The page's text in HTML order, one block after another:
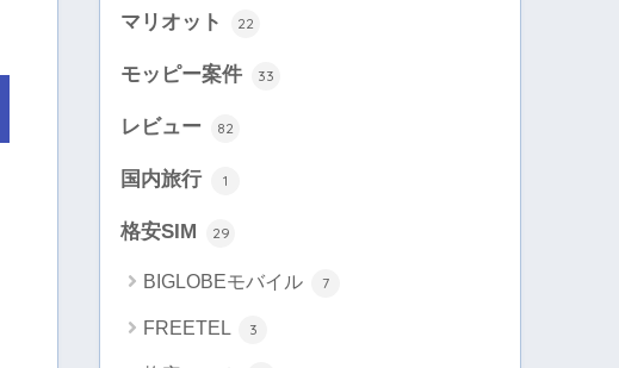
マリオット 22
モッピー案件 33
レビュー 82
国内旅行 1
格安SIM 29
BIGLOBEモバイル 7
FREETEL 3